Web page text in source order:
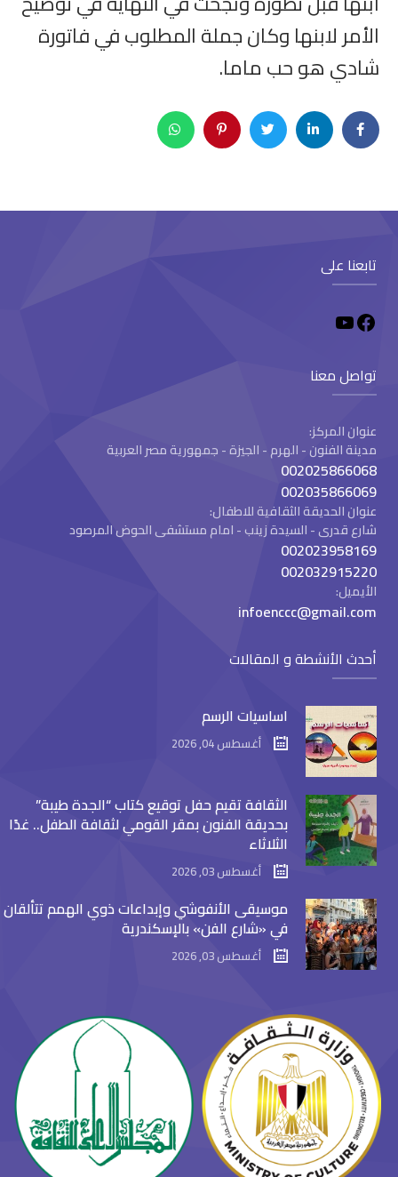
الأمر لابنها وكان جملة المطلوب في فاتورة
شادي هو حب ماما.
تابعنا على
تواصل معنا
عنوان المركز:
مدينة الفنون - الهرم - الجيزة - جمهورية مصر العربية
002025866068
002035866069
عنوان الحديقة الثقافية للاطفال:
شارع قدرى - السيدة زينب - امام مستشفى الحوض المرصود
002023958169
002032915220
الأيميل:
infoenccc@gmail.com
أحدث الأنشطة و المقالات
اساسيات الرسم
أغسطس 04, 2026
الثقافة تقيم حفل توقيع كتاب “الجدة طيبة”
بحديقة الفنون بمقر القومي لثقافة الطفل.. غدًا
الثلاثاء
أغسطس 03, 2026
موسيقى الأنفوشي وإبداعات ذوي الهمم تتألقان
في «شارع الفن» بالإسكندرية
أغسطس 03, 2026